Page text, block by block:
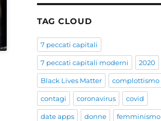
TAG CLOUD
7 peccati capitali
7 peccati capitali moderni 2020
Black Lives Matter complottismo
contagi coronavirus covid
date apps donne femminismo